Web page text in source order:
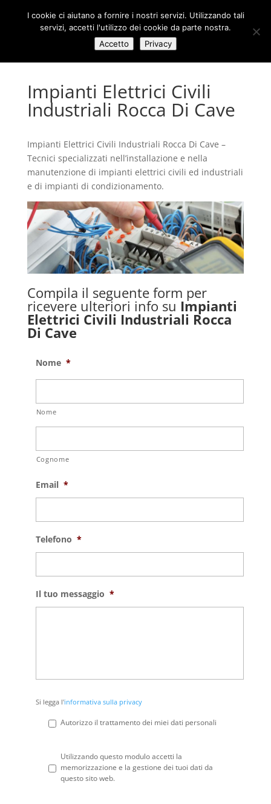
Impianti Elettrici Civili
Industriali Rocca Di Cave
Impianti Elettrici Civili Industriali Rocca Di Cave –
Tecnici specializzati nell’installazione e nella
manutenzione di impianti elettrici civili ed industriali
e di impianti di condizionamento.
Compila il seguente form per
ricevere ulteriori info su Impianti
Elettrici Civili Industriali Rocca
Di Cave
Nome *
Nome
Cognome
Email *
Telefono *
Il tuo messaggio *
Si
legga
l'informativa
Si legga l'informativa sulla privacy
Autorizzo il trattamento dei miei dati personali
Privacy *
Utilizzando questo modulo accetti la
memorizzazione e la gestione dei tuoi dati da
questo sito web.
I cookie ci aiutano a fornire i nostri servizi. Utilizzando tali
servizi, accetti l'utilizzo dei cookie da parte nostra.
Accetto
Privacy